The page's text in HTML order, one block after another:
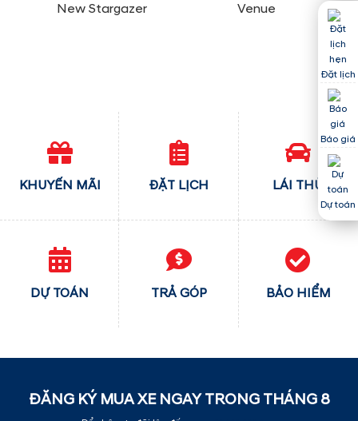
New Stargazer Venue
KHUYẾN MÃI ĐẶT LỊCH LÁI THỬ
DỰ TOÁN TRẢ GÓP BẢO HIỂM
ĐĂNG KÝ MUA XE NGAY TRONG THÁNG 8
Đặt lịch
Báo giá
Dự toán